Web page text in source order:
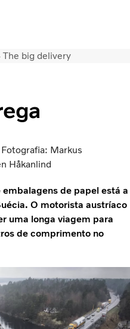
Nors Trucks and Buses Portugal
big delivery
Markus
Håkanlind
de papel está a
O motorista austríaco
uma longa viagem para
de comprimento no